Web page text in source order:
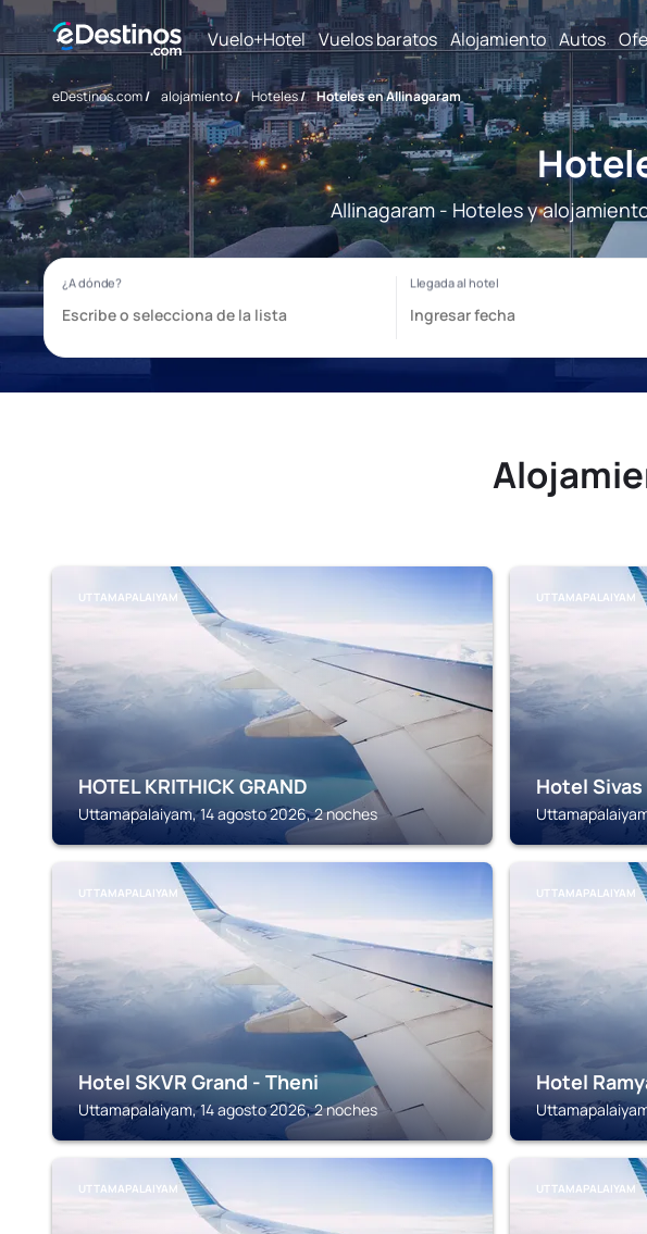
Vuelo+Hotel Vuelos baratos Alojamiento Autos
eDestinos.com/ alojamiento/ Hoteles/ Hoteles en Allinagaram
Allinagaram - Hoteles y
UTTAMAPALAIYAM
HOTEL KRITHICK GRAND
Uttamapalaiyam, 14 agosto 2026, 2 noches
UTTAMAPALAIYAM
Hotel
UTTAMAPALAIYAM
Hotel SKVR Grand - Theni
Uttamapalaiyam, 14 agosto 2026, 2 noches
UTTAMAPALAIYAM
Hotel
UTTAMAPALAIYAM UTTAMAPALAIYAM